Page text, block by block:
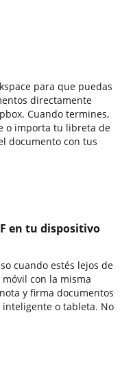
para que puedas
directamente
Cuando termines,
o importa tu libreta de
documento con tus
en tu dispositivo
cuando estés lejos de
con la misma
y firma documentos
o tableta. No